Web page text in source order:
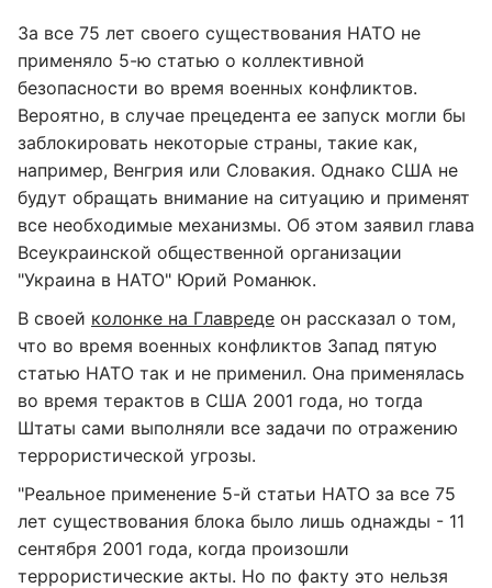
За все 75 лет своего существования НАТО не
применяло 5-ю статью о коллективной
безопасности во время военных конфликтов.
Вероятно, в случае прецедента ее запуск могли бы
заблокировать некоторые страны, такие как,
например, Венгрия или Словакия. Однако США не
будут обращать внимание на ситуацию и применят
все необходимые механизмы. Об этом заявил глава
Всеукраинской общественной организации
"Украина в НАТО" Юрий Романюк.
В своей колонке на Главреде он рассказал о том,
что во время военных конфликтов Запад пятую
статью НАТО так и не применил. Она применялась
во время терактов в США 2001 года, но тогда
Штаты сами выполняли все задачи по отражению
террористической угрозы.
"Реальное применение 5-й статьи НАТО за все 75
лет существования блока было лишь однажды - 11
сентября 2001 года, когда произошли
террористические акты. Но по факту это нельзя